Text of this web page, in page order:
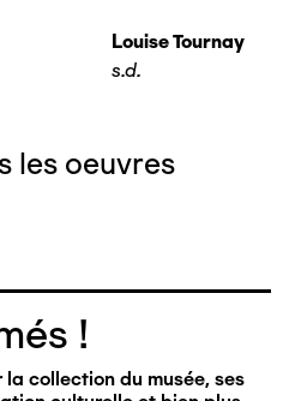
Louise Tournay
s.d.
les oeuvres
!
collection du musée, ses